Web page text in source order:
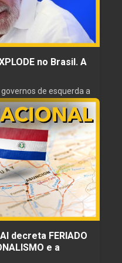
no Brasil. A
de esquerda a
Ou é da guerra,
até mesmo da própria
de direita, se cair um
que não
Caipira
decreta FERIADO
e a